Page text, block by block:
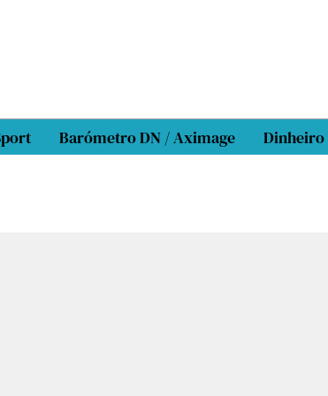
Barómetro DN / Aximage Dinheiro